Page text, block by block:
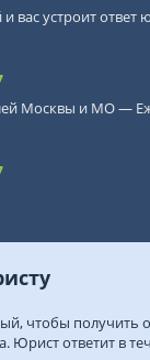
вас устроит
Москвы и МО —
чтобы получить
Юрист ответит в